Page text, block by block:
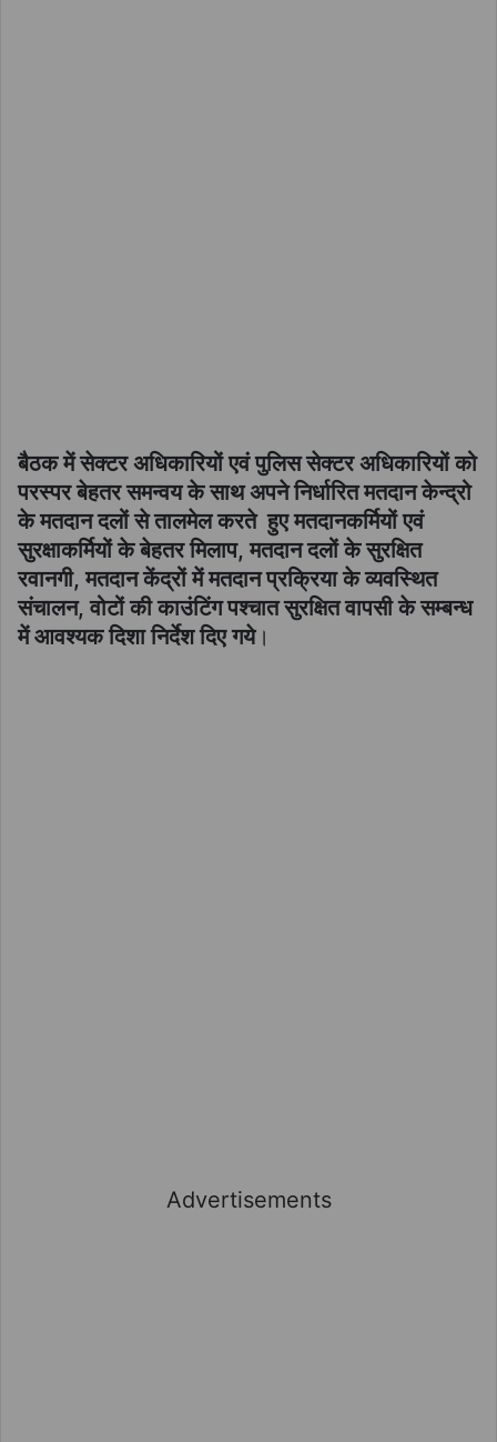
बैठक में सेक्टर अधिकारियों एवं पुलिस सेक्टर अधिकारियों को
परस्पर बेहतर समन्वय के साथ अपने निर्धारित मतदान केन्द्रो
के मतदान दलों से तालमेल करते हुए मतदानकर्मियों एवं
सुरक्षाकर्मियों के बेहतर मिलाप, मतदान दलों के सुरक्षित
रवानगी, मतदान केंद्रों में मतदान प्रक्रिया के व्यवस्थित
संचालन, वोटों की काउंटिंग पश्चात सुरक्षित वापसी के सम्बन्ध
में आवश्यक दिशा निर्देश दिए गये।
Advertisements